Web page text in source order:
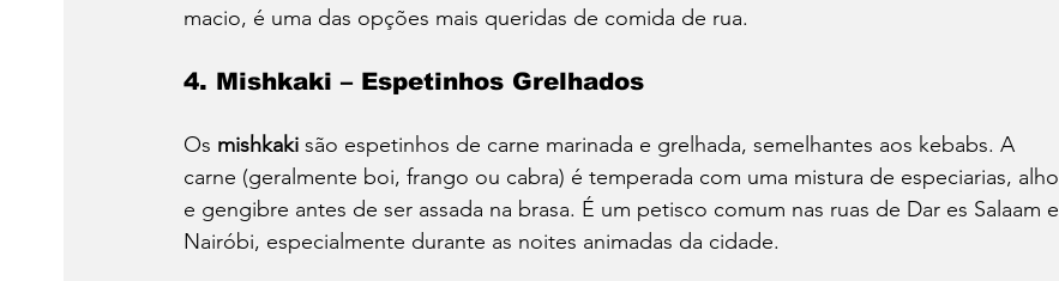
macio, é uma das opções mais queridas de comida de rua.
4. Mishkaki – Espetinhos Grelhados
Os mishkaki são espetinhos de carne marinada e grelhada, semelhantes aos kebabs. A
carne (geralmente boi, frango ou cabra) é temperada com uma mistura de especiarias, alho
e gengibre antes de ser assada na brasa. É um petisco comum nas ruas de Dar es Salaam e
Nairóbi, especialmente durante as noites animadas da cidade.